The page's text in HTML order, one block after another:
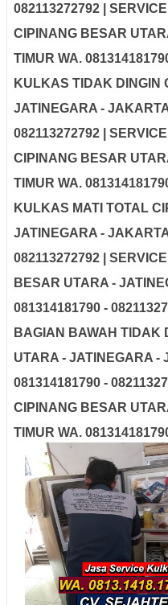
082113272792 |
CIPINANG BESAR
TIMUR WA.
KULKAS TIDAK DINGIN
JATINEGARA -
082113272792 |
CIPINANG BESAR
TIMUR WA.
KULKAS MATI TOTAL
JATINEGARA -
082113272792 |
BESAR UTARA -
081314181790 -
BAGIAN BAWAH TIDAK
UTARA - JATINEGARA -
081314181790 -
CIPINANG BESAR
TIMUR WA.